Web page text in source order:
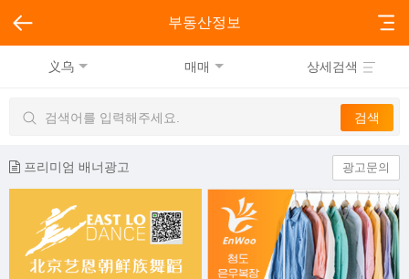
부동산정보
义乌 매매 상세검색
프리미엄 배너광고 광고문의